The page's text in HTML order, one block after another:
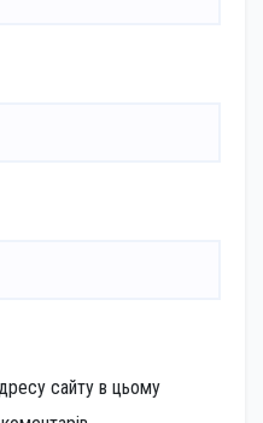
сайту в цьому